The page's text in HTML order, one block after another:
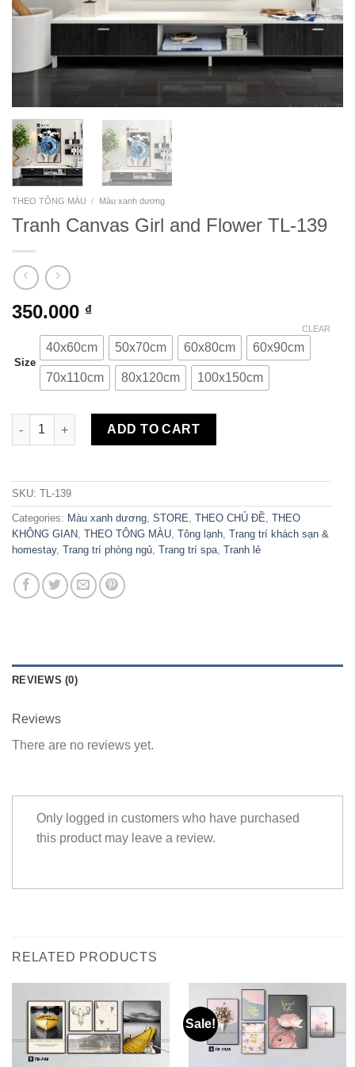
THEO TÔNG MÀU / Màu xanh dương
Tranh Canvas Girl and Flower TL-139
350.000 ₫
Size
40x60cm 50x70cm 60x80cm 60x90cm
70x110cm 80x120cm 100x150cm
CLEAR
Tranh Canvas Girl and Flower TL-139 quantity
ADD TO CART
SKU: TL-139
Categories: Màu xanh dương, STORE, THEO CHỦ ĐỀ, THEO
KHÔNG GIAN, THEO TÔNG MÀU, Tông lạnh, Trang trí khách sạn &
homestay, Trang trí phòng ngủ, Trang trí spa, Tranh lẻ
REVIEWS (0)
Reviews
There are no reviews yet.
Only logged in customers who have purchased
this product may leave a review.
RELATED PRODUCTS
Sale!